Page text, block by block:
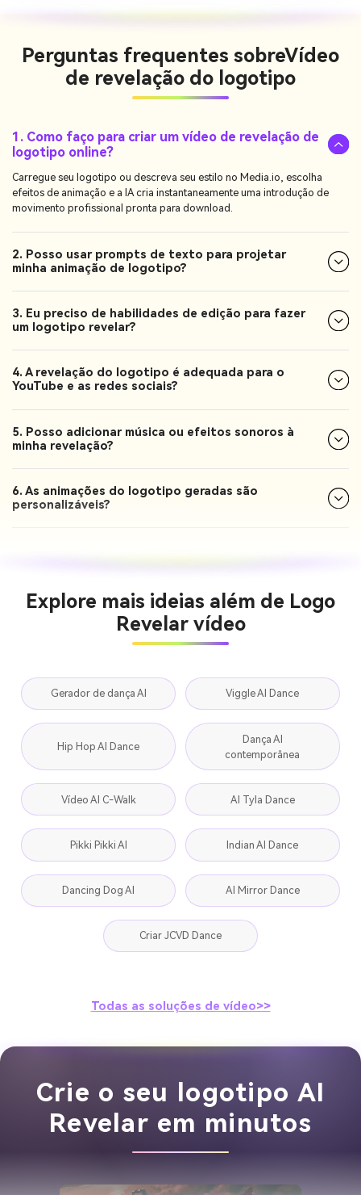
Perguntas frequentes sobreVídeo
de revelação do logotipo
1. Como faço para criar um vídeo de revelação de
logotipo online?
Carregue seu logotipo ou descreva seu estilo no Media.io, escolha
efeitos de animação e a IA cria instantaneamente uma introdução de
movimento profissional pronta para download.
2. Posso usar prompts de texto para projetar
minha animação de logotipo?
3. Eu preciso de habilidades de edição para fazer
um logotipo revelar?
4. A revelação do logotipo é adequada para o
YouTube e as redes sociais?
5. Posso adicionar música ou efeitos sonoros à
minha revelação?
6. As animações do logotipo geradas são
personalizáveis?
Explore mais ideias além de Logo
Revelar vídeo
Gerador de dança AI Viggle AI Dance
Hip Hop AI Dance
Dança AI
contemporânea
Vídeo AI C-Walk AI Tyla Dance
Pikki Pikki AI Indian AI Dance
Dancing Dog AI AI Mirror Dance
Criar JCVD Dance
Todas as soluções de vídeo>>
Crie o seu logotipo AI
Revelar em minutos